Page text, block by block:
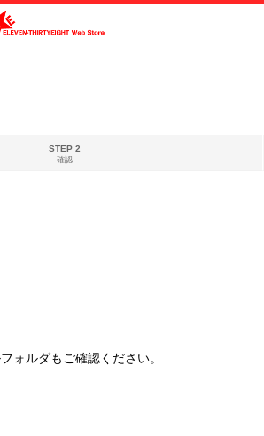
STEP 2
確認
ォルダもご確認ください。